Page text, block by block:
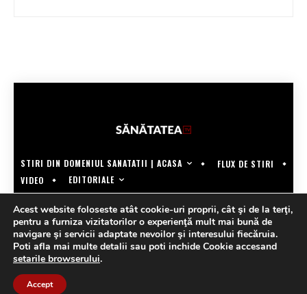
STIRI DIN DOMENIUL SANATATII | ACASA
FLUX DE STIRI
VIDEO
EDITORIALE
Acest website foloseste atât cookie-uri proprii, cât şi de la terţi,
pentru a furniza vizitatorilor o experienţă mult mai bună de
navigare şi servicii adaptate nevoilor şi interesului fiecăruia.
Poti afla mai multe detalii sau poti inchide Cookie accesand
setarile browserului.
Accept